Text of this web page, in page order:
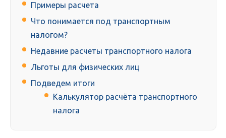
Примеры расчета
Что понимается под транспортным
налогом?
Недавние расчеты транспортного налога
Льготы для физических лиц
Подведем итоги
Калькулятор расчёта транспортного
налога